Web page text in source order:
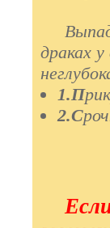
драках
1.П
2.С